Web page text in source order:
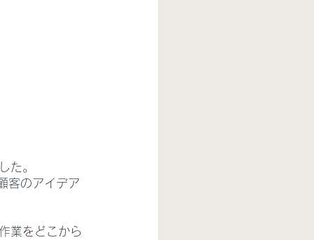
た。
客のアイデア
業をどこから